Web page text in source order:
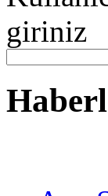
giriniz